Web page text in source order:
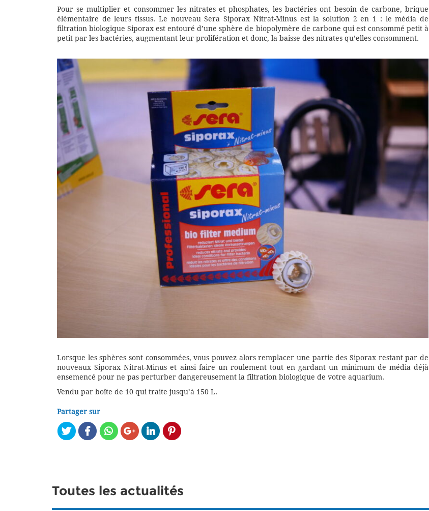
Pour se multiplier et consommer les nitrates et phosphates, les bactéries ont besoin de carbone, brique
élémentaire de leurs tissus. Le nouveau Sera Siporax Nitrat-Minus est la solution 2 en 1 : le média de
filtration biologique Siporax est entouré d’une sphère de biopolymère de carbone qui est consommé petit à
petit par les bactéries, augmentant leur prolifération et donc, la baisse des nitrates qu’elles consomment.
Lorsque les sphères sont consommées, vous pouvez alors remplacer une partie des Siporax restant par de
nouveaux Siporax Nitrat-Minus et ainsi faire un roulement tout en gardant un minimum de média déjà
ensemencé pour ne pas perturber dangereusement la filtration biologique de votre aquarium.
Vendu par boîte de 10 qui traite jusqu’à 150 L.
Partager sur
Toutes les actualités